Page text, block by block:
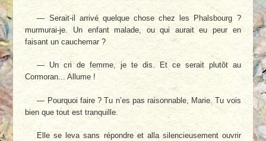
— Serait-il arrivé quelque chose chez les Phalsbourg ?
murmurai-je. Un enfant malade, ou qui aurait eu peur en
faisant un cauchemar ?
— Un cri de femme, je te dis. Et ce serait plutôt au
Cormoran... Allume !
— Pourquoi faire ? Tu n’es pas raisonnable, Marie. Tu vois
bien que tout est tranquille.
Elle se leva sans répondre et alla silencieusement ouvrir